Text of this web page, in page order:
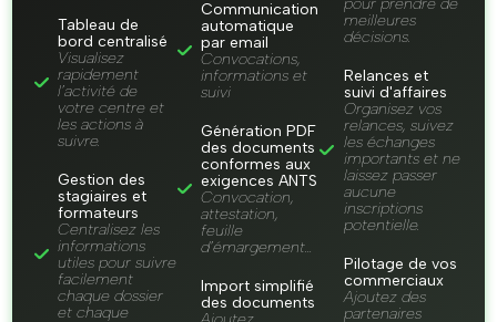
Tableau de
bord centralisé
Visualisez
rapidement
l’activité de
votre centre et
les actions à
suivre.
Gestion des
stagiaires et
formateurs
Centralisez les
informations
utiles pour suivre
facilement
chaque dossier
et chaque
Communication
automatique
par email
Convocations,
informations et
suivi
Génération PDF
des documents
conformes aux
exigences ANTS
Convocation,
attestation,
feuille
d’émargement…
Import simplifié
des documents
meilleures
décisions.
Relances et
suivi d'affaires
Organisez vos
relances, suivez
les échanges
importants et ne
laissez passer
aucune
inscriptions
potentielle.
Pilotage de vos
commerciaux
Ajoutez des
partenaires